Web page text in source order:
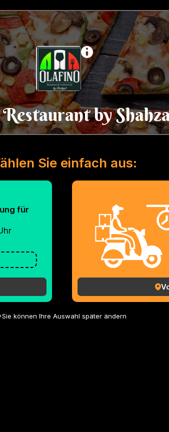
by
Sie einfach aus:
für
können Ihre Auswahl später ändern